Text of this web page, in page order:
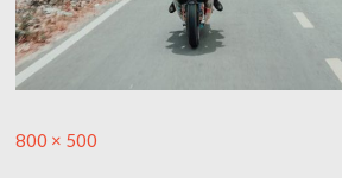
AI agent cho doanh nghiệp khác chatbot
Full
800 × 500